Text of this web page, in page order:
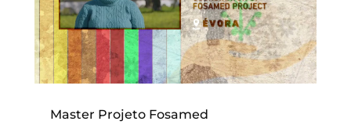
Master Projeto Fosamed